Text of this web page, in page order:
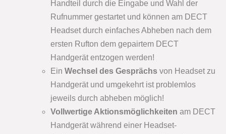
Handteil durch die Eingabe und Wahl der
Rufnummer gestartet und können am DECT
Headset durch einfaches Abheben nach dem
ersten Rufton dem gepairtem DECT
Handgerät entzogen werden!
Ein Wechsel des Gesprächs von Headset zu
Handgerät und umgekehrt ist problemlos
jeweils durch abheben möglich!
Vollwertige Aktionsmöglichkeiten am DECT
Handgerät während einer Headset-